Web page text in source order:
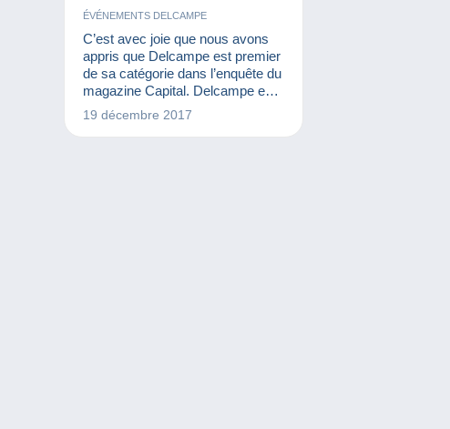
ÉVÉNEMENTS DELCAMPE
C’est avec joie que nous avons
appris que Delcampe est premier
de sa catégorie dans l’enquête du
magazine Capital. Delcampe est
le chouchou des collectionneurs
19 décembre 2017